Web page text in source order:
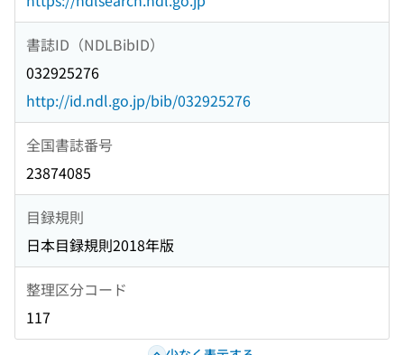
書誌ID（NDLBibID）
032925276
http://id.ndl.go.jp/bib/032925276
全国書誌番号
23874085
目録規則
日本目録規則2018年版
整理区分コード
117